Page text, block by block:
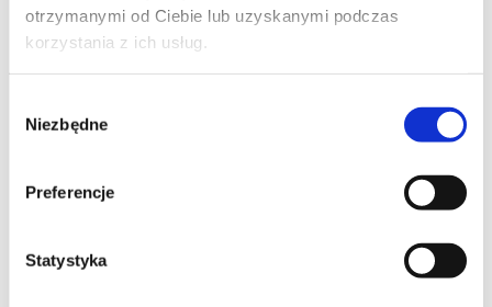
otrzymanymi od Ciebie lub uzyskanymi podczas
korzystania z ich usług.
zgody
Niezbędne
Preferencje
Statystyka
kontakt@czerwonaszpilka.pl